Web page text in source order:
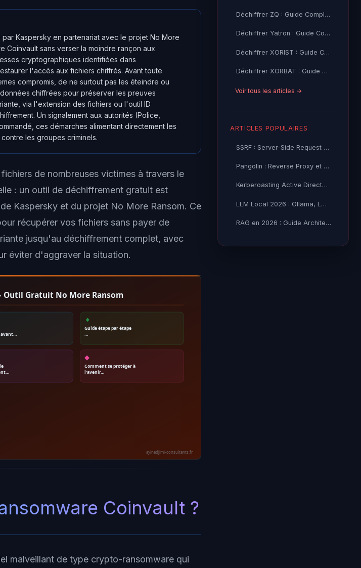
Kaspersky en partenariat avec le projet No More
Coinvault sans verser la moindre rançon aux
cryptographiques identifiées dans
l'accès aux fichiers chiffrés. Avant toute
compromis, de ne surtout pas les éteindre ou
chiffrées pour préserver les preuves
via l'extension des fichiers ou l'outil ID
Un signalement aux autorités (Police,
ces démarches alimentant directement les
les groupes criminels.
de nombreuses victimes à travers le
: un outil de déchiffrement gratuit est
Kaspersky et du projet No More Ransom. Ce
récupérer vos fichiers sans payer de
jusqu'au déchiffrement complet, avec
éviter d'aggraver la situation.
Gratuit No More Ransom
avant…
🔸
Guide étape par étape
…
◆
Comment se protéger à
l'avenir…
ayinedjimi-consultants.fr
Coinvault ?
malveillant de type crypto-ransomware qui
Déchiffrer ZQ : Guide Complet + Outil Gratuit (Emsisoft)
Déchiffrer Yatron : Guide Complet + Outil Gratuit (Kaspersky)
Déchiffrer XORIST : Guide Complet + Outil Gratuit (TM, Emsisoft)
Déchiffrer XORBAT : Guide Complet + Outil Gratuit (TM)
Voir tous les articles →
ARTICLES POPULAIRES
SSRF : Server-Side Request Forgery — Exploitation Avancée
Pangolin : Reverse Proxy et Tunnel Self-Hosted — Guide
Kerberoasting Active Directory : Attaque et Défense 2026
LLM Local 2026 : Ollama, LM Studio ou vLLM — Quel Outil selon
RAG en 2026 : Guide Architecture, Vectorisation & Chunking